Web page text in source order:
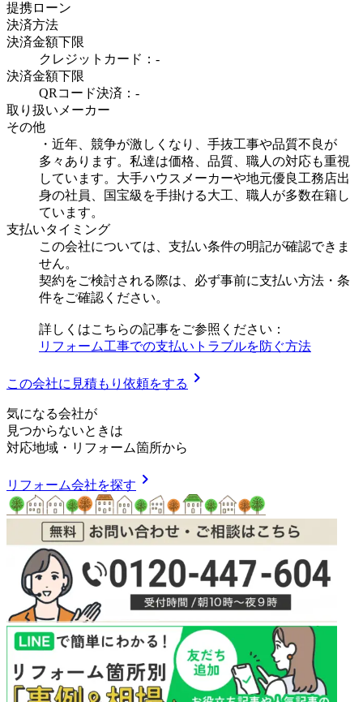
提携ローン
決済方法
決済金額下限
クレジットカード：-
決済金額下限
QRコード決済：-
取り扱いメーカー
その他
・近年、競争が激しくなり、手抜工事や品質不良が
多々あります。私達は価格、品質、職人の対応も重視
しています。大手ハウスメーカーや地元優良工務店出
身の社員、国宝級を手掛ける大工、職人が多数在籍し
ています。
支払いタイミング
この会社については、支払い条件の明記が確認できま
せん。
契約をご検討される際は、必ず事前に支払い方法・条
件をご確認ください。
詳しくはこちらの記事をご参照ください：
リフォーム工事での支払いトラブルを防ぐ方法
この会社に見積もり依頼をする chevron_right
気になる会社が
見つからないときは
対応地域 ・ リフォーム箇所から
リフォーム会社を探す chevron_right